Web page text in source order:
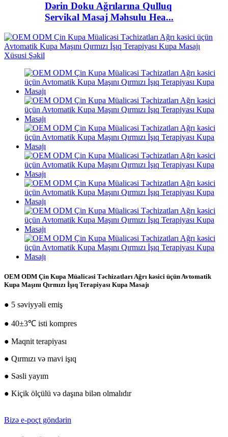
Dərin Doku Ağrılarına Qulluq
Servikal Masaj Məhsulu Hea...
OEM ODM Çin Kupa Müalicəsi Təchizatları Ağrı kəsici üçün Avtomatik
Kupa Maşını Qırmızı İşıq Terapiyası Kupa Masajı
● 5 səviyyəli emiş
● 40±3℃ isti kompres
● Maqnit terapiyası
● Qırmızı və mavi işıq
● Səsli yayım
● Kiçik ölçülü və daşına bilən olmalıdır
Bizə e-poçt göndərin